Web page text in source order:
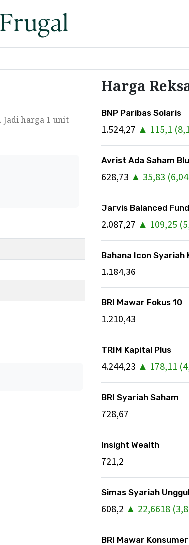
. Jadi harga 1 unit
Harga
BNP Paribas Solaris
1.524,27 ▲ 115,1 (
Avrist Ada Saham
628,73 ▲ 35,83 (6,04
Jarvis Balanced Fund
2.087,27 ▲ 109,25 (
Bahana Icon Syariah
1.184,36
BRI Mawar Fokus 10
1.210,43
TRIM Kapital Plus
4.244,23 ▲ 178,11 (
BRI Syariah Saham
728,67
Insight Wealth
721,2
Simas Syariah
608,2 ▲ 22,6618 (
BRI Mawar